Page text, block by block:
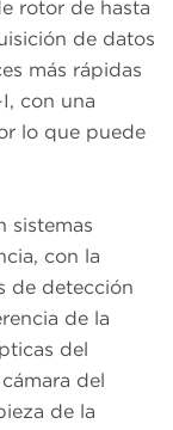
rotor de hasta
de datos
más rápidas
con una
lo que puede
sistemas
con la
de detección
de la
del
del
de la